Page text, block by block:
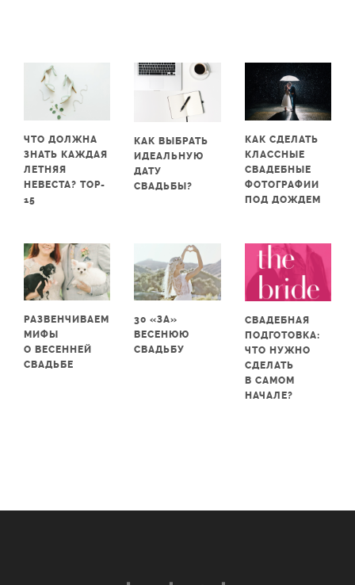
ЧТО ДОЛЖНА
ЗНАТЬ КАЖДАЯ
ЛЕТНЯЯ
НЕВЕСТА? TOP-
15
КАК ВЫБРАТЬ
ИДЕАЛЬНУЮ
ДАТУ
СВАДЬБЫ?
КАК СДЕЛАТЬ
КЛАССНЫЕ
СВАДЕБНЫЕ
ФОТОГРАФИИ
ПОД ДОЖДЕМ
РАЗВЕНЧИВАЕМ
МИФЫ
О ВЕСЕННЕЙ
СВАДЬБЕ
30 «ЗА»
ВЕСЕНЮЮ
СВАДЬБУ
СВАДЕБНАЯ
ПОДГОТОВКА:
ЧТО НУЖНО
СДЕЛАТЬ
В САМОМ
НАЧАЛЕ?